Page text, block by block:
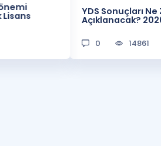
Lisans YDS Sonuçları
Açıklanacak?
0 14861